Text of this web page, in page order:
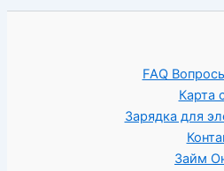
FAQ
Карта
Зарядка для
Займ